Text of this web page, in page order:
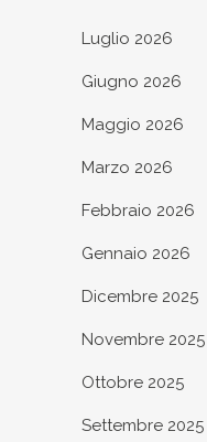
Luglio 2026
Giugno 2026
Maggio 2026
Marzo 2026
Febbraio 2026
Gennaio 2026
Dicembre 2025
Novembre 2025
Ottobre 2025
Settembre 2025